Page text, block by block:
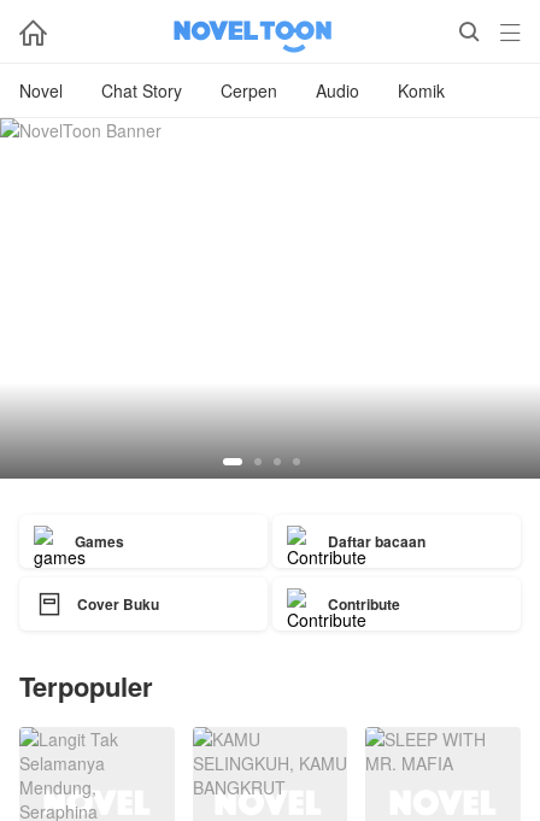
  
Novel Chat Story Cerpen Audio Komik
Games Daftar bacaan
 Cover Buku Contribute
Terpopuler